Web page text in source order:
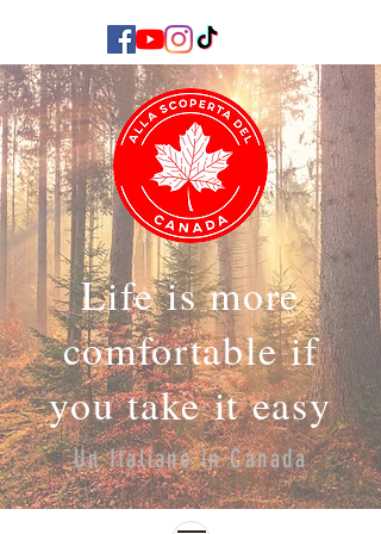
Life is more
comfortable if
you take it easy
Un Italiano in Canada